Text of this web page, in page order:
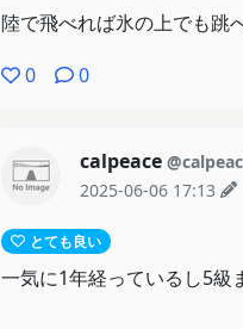
陸で飛べれば氷の上でも跳
0
0
calpeace
2025-06-06 17:13
とても良い
一気に1年経っているし5